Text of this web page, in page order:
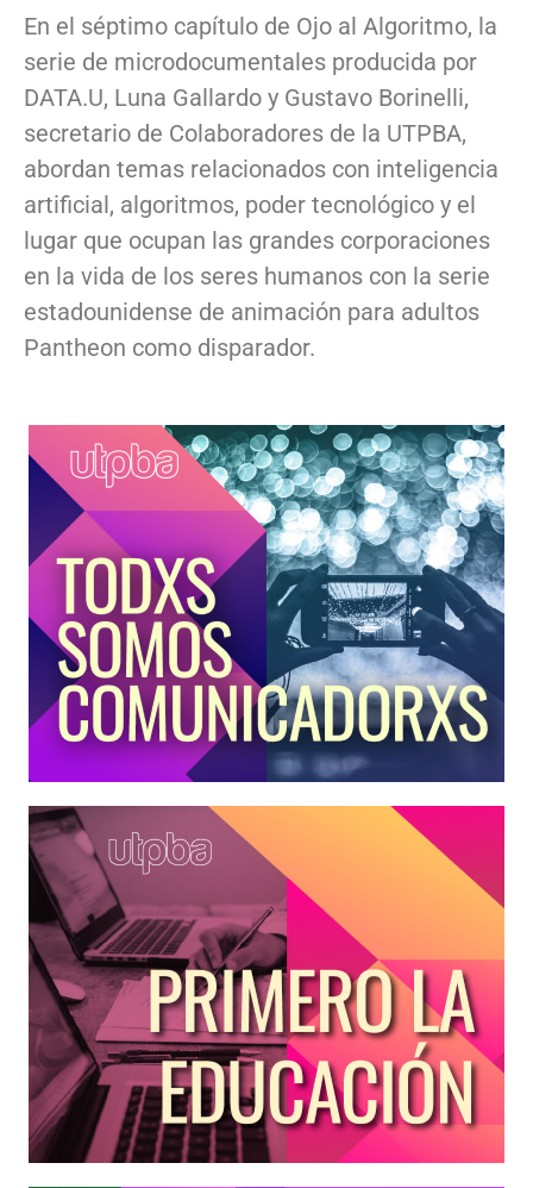
En el séptimo capítulo de Ojo al Algoritmo, la
serie de microdocumentales producida por
DATA.U, Luna Gallardo y Gustavo Borinelli,
secretario de Colaboradores de la UTPBA,
abordan temas relacionados con inteligencia
artificial, algoritmos, poder tecnológico y el
lugar que ocupan las grandes corporaciones
en la vida de los seres humanos con la serie
estadounidense de animación para adultos
Pantheon como disparador.